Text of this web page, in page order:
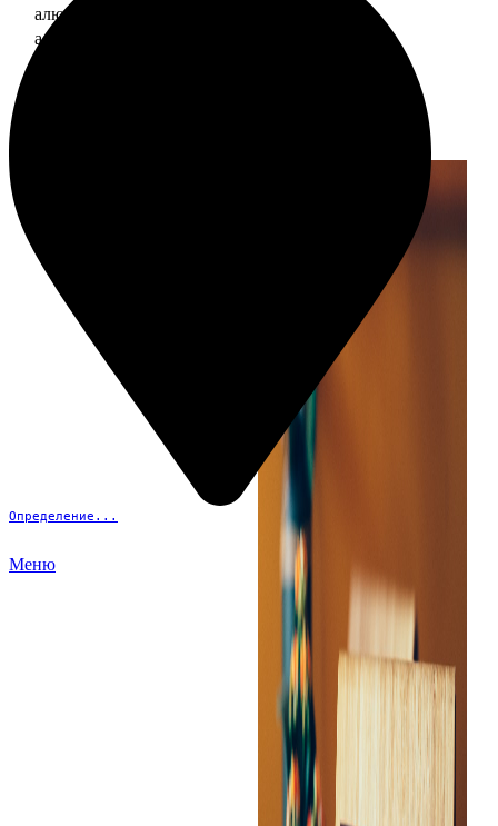
Определение...
Меню
алюминиевая рамка с фото 20х30
алюминиевая рамка с фото 30х40